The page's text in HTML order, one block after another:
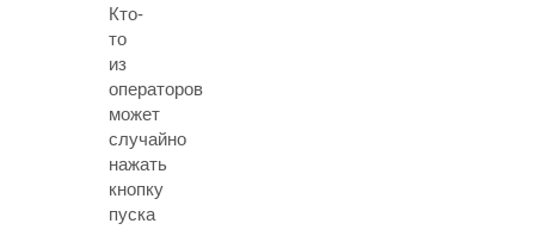
Кто-
то
из
операторов
может
случайно
нажать
кнопку
пуска